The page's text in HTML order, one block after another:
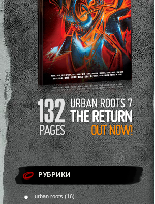
РУБРИКИ
urban roots (16)